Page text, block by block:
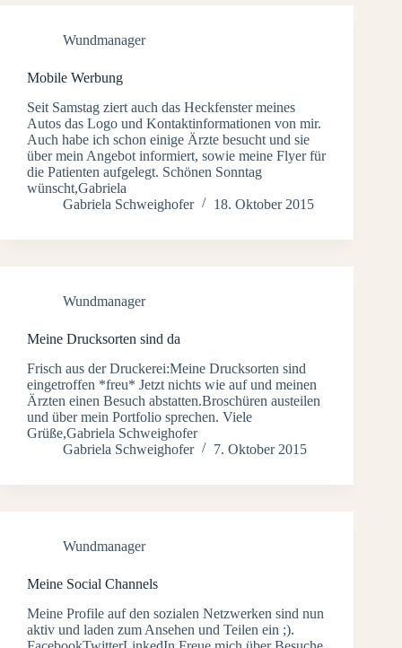
Wundmanager
Mobile Werbung
Seit Samstag ziert auch das Heckfenster meines
Autos das Logo und Kontaktinformationen von mir.
Auch habe ich schon einige Ärzte besucht und sie
über mein Angebot informiert, sowie meine Flyer für
die Patienten aufgelegt. Schönen Sonntag
wünscht,Gabriela
Gabriela Schweighofer
18. Oktober 2015
Wundmanager
Meine Drucksorten sind da
Frisch aus der Druckerei:Meine Drucksorten sind
eingetroffen *freu* Jetzt nichts wie auf und meinen
Ärzten einen Besuch abstatten.Broschüren austeilen
und über mein Portfolio sprechen. Viele
Grüße,Gabriela Schweighofer
Gabriela Schweighofer
7. Oktober 2015
Wundmanager
Meine Social Channels
Meine Profile auf den sozialen Netzwerken sind nun
aktiv und laden zum Ansehen und Teilen ein ;).